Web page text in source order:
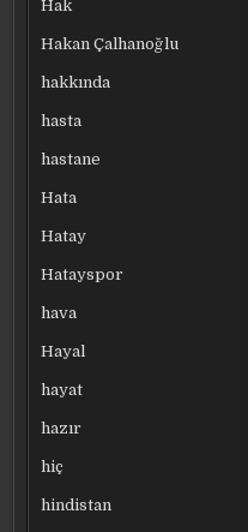
Hak
Hakan Çalhanoğlu
hakkında
hasta
hastane
Hata
Hatay
Hatayspor
hava
Hayal
hayat
hazır
hiç
hindistan